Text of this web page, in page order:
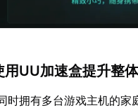
用UU加速盒提升整
时拥有多台游戏主机的家